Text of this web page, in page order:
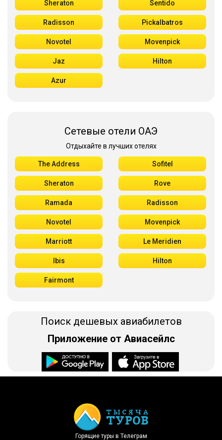
Sheraton Sentido
Radisson Pickalbatros
Novotel Movenpick
Jaz Hilton
Azur
Сетевые отели ОАЭ
Отдыхайте в лучших отелях
The Address Sofitel
Sheraton Rove
Ramada Radisson
Novotel Movenpick
Marriott Le Meridien
Ibis Hilton
Fairmont
Поиск дешевых авиабилетов
Приложение от Авиасейлс
Горящие туры в Телеграм